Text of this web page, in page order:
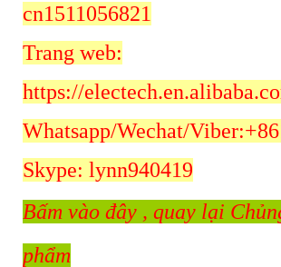
cn1511056821
Trang web:
https://
Whatsapp/Wechat/
Skype: lynn940419
Bấm vào đây , quay lại
phẩm